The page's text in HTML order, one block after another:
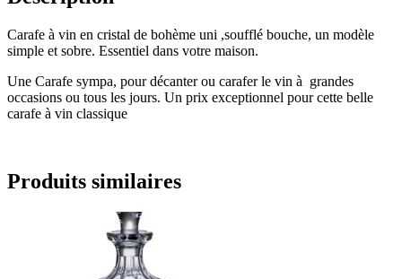
Carafe à vin en cristal de bohème uni ,soufflé bouche, un modèle
simple et sobre. Essentiel dans votre maison.
Une Carafe sympa, pour décanter ou carafer le vin à grandes
occasions ou tous les jours. Un prix exceptionnel pour cette belle
carafe à vin classique
Produits similaires